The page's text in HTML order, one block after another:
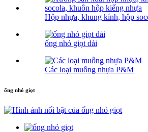
Hộp nhựa, khung kính, hộp
ống nhỏ giọt dải
Các loại muỗng nhựa P&M
ống nhỏ giọt